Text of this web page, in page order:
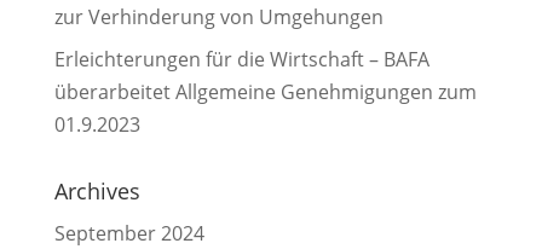
zur Verhinderung von Umgehungen
Erleichterungen für die Wirtschaft – BAFA
überarbeitet Allgemeine Genehmigungen zum
01.9.2023
Archives
September 2024